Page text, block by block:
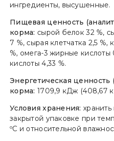
ингредиенты, высушенные.
Пищевая ценность
корма: сырой белок 32 %,
7 %, сырая клетчатка 2,5
%, омега-3 жирные кислоты
кислоты 4,33 %.
Энергетическая ценность
корма: 1709,9 кДж (408,67
Условия хранения:
закрытой упаковке при
ºС и относительной